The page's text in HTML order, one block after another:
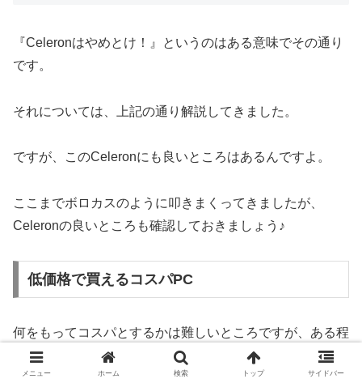
『Celeronはやめとけ！』というのはある意味でその通り
です。
それについては、上記の通り解説してきました。
ですが、このCeleronにも良いところはあるんですよ。
ここまでボロカスのように叩きまくってきましたが、
Celeronの良いところも確認しておきましょう♪
低価格で買えるコスパPC
何をもってコスパとするかは難しいところですが、ある程
度の性能を持っていて、かつ安く買えるなら、それはコス
パが良いといって良いと思います。
メニュー ホーム 検索 トップ サイドバー